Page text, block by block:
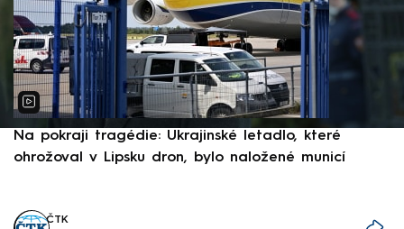
Na pokraji tragédie: Ukrajinské letadlo, které
ohrožoval v Lipsku dron, bylo naložené municí
ČTK